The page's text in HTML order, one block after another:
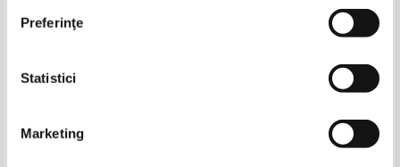
Preferinţe
Statistici
Marketing
Adaugă în coș
Mariana Filimon - Scriere de
Lei